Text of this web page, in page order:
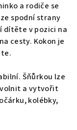
a rodiče se
spodní strany
dítěte v pozici na
cesty. Kokon je
Šňůrkou lze
a vytvořit
kolébky,